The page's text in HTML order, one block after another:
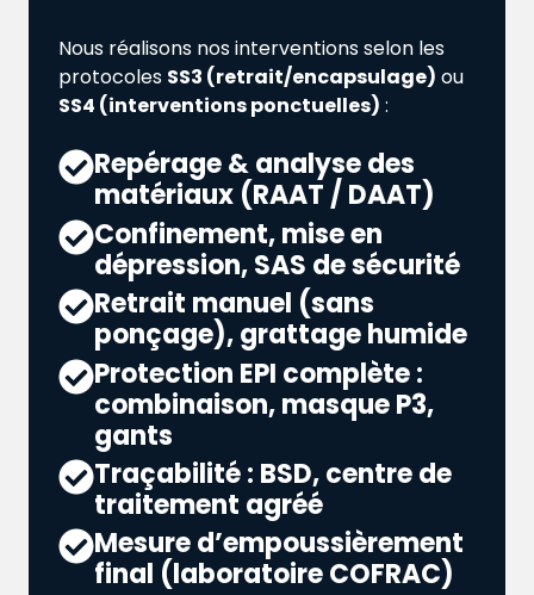
Nous réalisons nos interventions selon les
protocoles SS3 (retrait/encapsulage) ou
SS4 (interventions ponctuelles) :
Repérage & analyse des
matériaux (RAAT / DAAT)
Confinement, mise en
dépression, SAS de sécurité
Retrait manuel (sans
ponçage), grattage humide
Protection EPI complète :
combinaison, masque P3,
gants
Traçabilité : BSD, centre de
traitement agréé
Mesure d’empoussièrement
final (laboratoire COFRAC)